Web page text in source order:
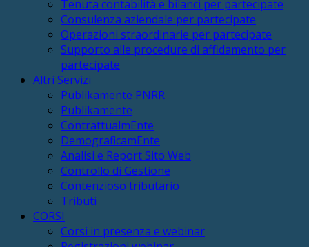
Tenuta contabilità e bilanci per partecipate
Consulenza aziendale per partecipate
Operazioni straordinarie per partecipate
Supporto alle procedure di affidamento per
partecipate
Altri Servizi
Publikamente PNRR
Publikamente
ContrattualmEnte
DemograficamEnte
Analisi e Report Sito Web
Controllo di Gestione
Contenzioso tributario
Tributi
CORSI
Corsi in presenza e webinar